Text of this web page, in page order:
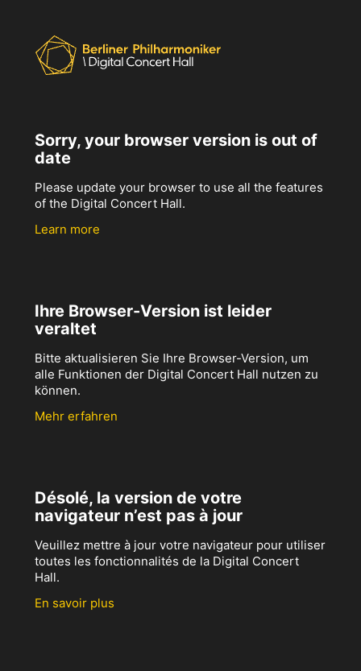
Sorry, your browser version is out of
date
Please update your browser to use all the features
of the Digital Concert Hall.
Learn more
Ihre Browser-Version ist leider
veraltet
Bitte aktualisieren Sie Ihre Browser-Version, um
alle Funktionen der Digital Concert Hall nutzen zu
können.
Mehr erfahren
Désolé, la version de votre
navigateur n’est pas à jour
Veuillez mettre à jour votre navigateur pour utiliser
toutes les fonctionnalités de la Digital Concert
Hall.
En savoir plus